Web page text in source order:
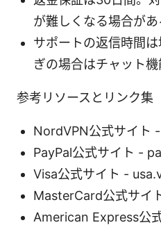
が難しくなる場合があ
サポートの返信時間
ぎの場合はチャット機
参考リソースとリンク集
NordVPN公式サイト
PayPal公式サイト -
Visa公式サイト -
MasterCard公式サイ
American Express公